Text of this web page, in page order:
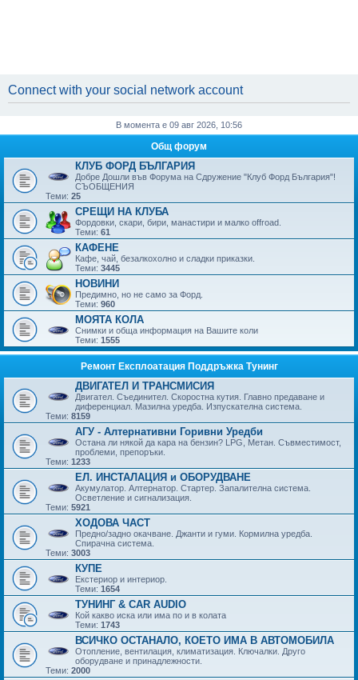
Connect with your social network account
В момента е 09 авг 2026, 10:56
Общ форум
КЛУБ ФОРД БЪЛГАРИЯ
Добре Дошли във Форума на Сдружение "Клуб Форд България"!
СЪОБЩЕНИЯ
Теми: 25
СРЕЩИ НА КЛУБА
Фордовки, скари, бири, манaстири и малко offroad.
Теми: 61
КАФЕНЕ
Кафе, чай, безалкохолно и сладки приказки.
Теми: 3445
НОВИНИ
Предимно, но не само за Форд.
Теми: 960
МОЯТА КОЛА
Снимки и обща информация на Вашите коли
Теми: 1555
Ремонт Експлоатация Поддръжка Тунинг
ДВИГАТЕЛ И ТРАНСМИСИЯ
Двигател. Съединител. Скоростна кутия. Главно предаване и
диференциал. Мазилна уредба. Изпускателна система.
Теми: 8159
АГУ - Алтернативни Горивни Уредби
Остана ли някой да кара на бензин? LPG, Метан. Съвместимост,
проблеми, препоръки.
Теми: 1233
ЕЛ. ИНСТАЛАЦИЯ и ОБОРУДВАНЕ
Акумулатор. Алтернатор. Стартер. Запалителна система.
Осветление и сигнализация.
Теми: 5921
ХОДОВА ЧАСТ
Предно/задно окачване. Джанти и гуми. Кормилна уредба.
Спирачна система.
Теми: 3003
КУПЕ
Екстериор и интериор.
Теми: 1654
ТУНИНГ & CAR AUDIO
Кой какво иска или има по и в колата
Теми: 1743
ВСИЧКО ОСТАНАЛО, КОЕТО ИМА В АВТОМОБИЛА
Отопление, вентилация, климатизация. Ключалки. Друго
оборудване и принадлежности.
Теми: 2000